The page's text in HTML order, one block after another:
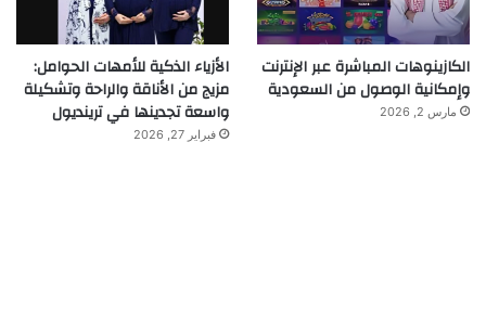
الكازينوهات المباشرة عبر الإنترنت
وإمكانية الوصول من السعودية
مارس 2, 2026
الأزياء الذكية للأمهات الحوامل:
مزيج من الأناقة والراحة وتشكيلة
واسعة تجدينها في ترينديول
فبراير 27, 2026